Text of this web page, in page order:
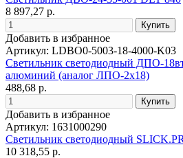
8 897,27 р.
Добавить в избранное
Артикул: LDBO0-5003-18-4000-K03
Светильник светодиодный ДПО-
алюминий (аналог ЛПО-2х18)
488,68 р.
Добавить в избранное
Артикул: 1631000290
Светильник светодиодный
10 318,55 р.